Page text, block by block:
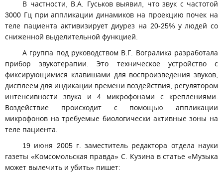
В частности, В.А. Гуськов выявил, что звук с частотой
3000 Гц при аппликации динамиков на проекцию почек на
теле пациента активизирует диурез на 20-25% у людей со
сниженной выделительной функцией.
А группа под руководством В.Г. Вогралика разработала
прибор звукотерапии. Это техническое устройство с
фиксирующимися клавишами для воспроизведения звуков,
дисплеем для индикации времени воздействия, регулятором
интенсивности звука и 4 микрофонами с креплениями.
Воздействие происходит с помощью аппликации
микрофонов на требуемые биологически активные зоны на
теле пациента.
19 июня 2005 г. заместитель редактора отдела науки
газеты «Комсомольская правда» С. Кузина в статье «Музыка
может вылечить и убить» пишет: